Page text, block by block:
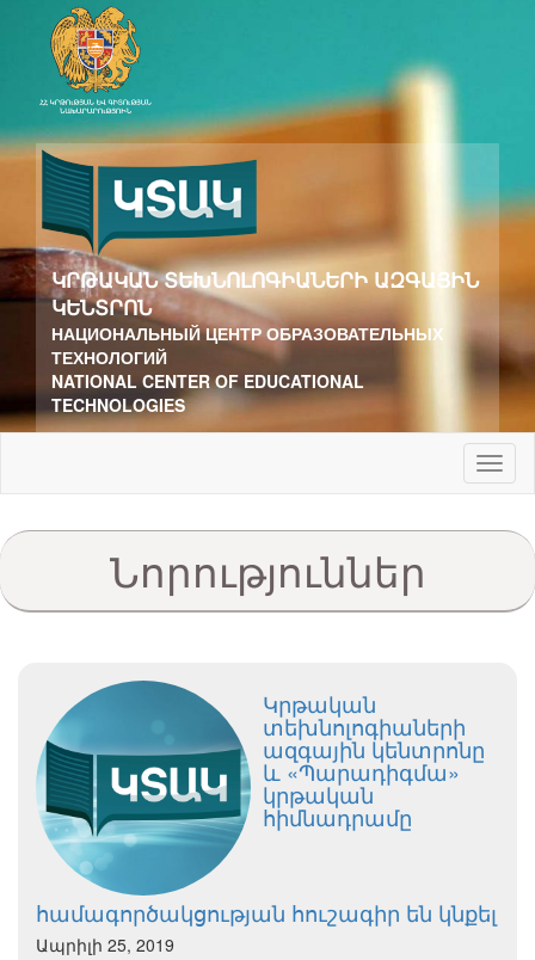
ԿՐԹԱԿԱՆ ՏԵԽՆՈԼՈԳԻԱՆԵՐԻ ԱԶԳԱՅԻՆ
ԿԵՆՏՐՈՆ
НАЦИОНАЛЬНЫЙ ЦЕНТР ОБРАЗОВАТЕЛЬНЫХ
ТЕХНОЛОГИЙ
NATIONAL CENTER OF EDUCATIONAL
TECHNOLOGIES
Նորություններ
Կրթական
տեխնոլոգիաների
ազգային կենտրոնը
և «Պարադիգմա»
կրթական
հիմնադրամը
համագործակցության հուշագիր են կնքել
Ապրիլի 25, 2019